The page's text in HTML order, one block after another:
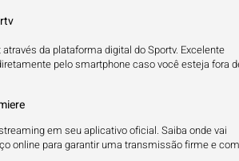
da plataforma digital do Sportv. Excelente
pelo smartphone caso você esteja fora
em seu aplicativo oficial. Saiba onde vai
online para garantir uma transmissão firme e com